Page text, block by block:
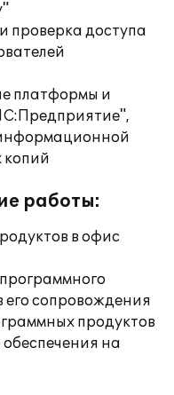
проверка доступа
платформы и
копий
работы:
в офис
его сопровождения
продуктов
на